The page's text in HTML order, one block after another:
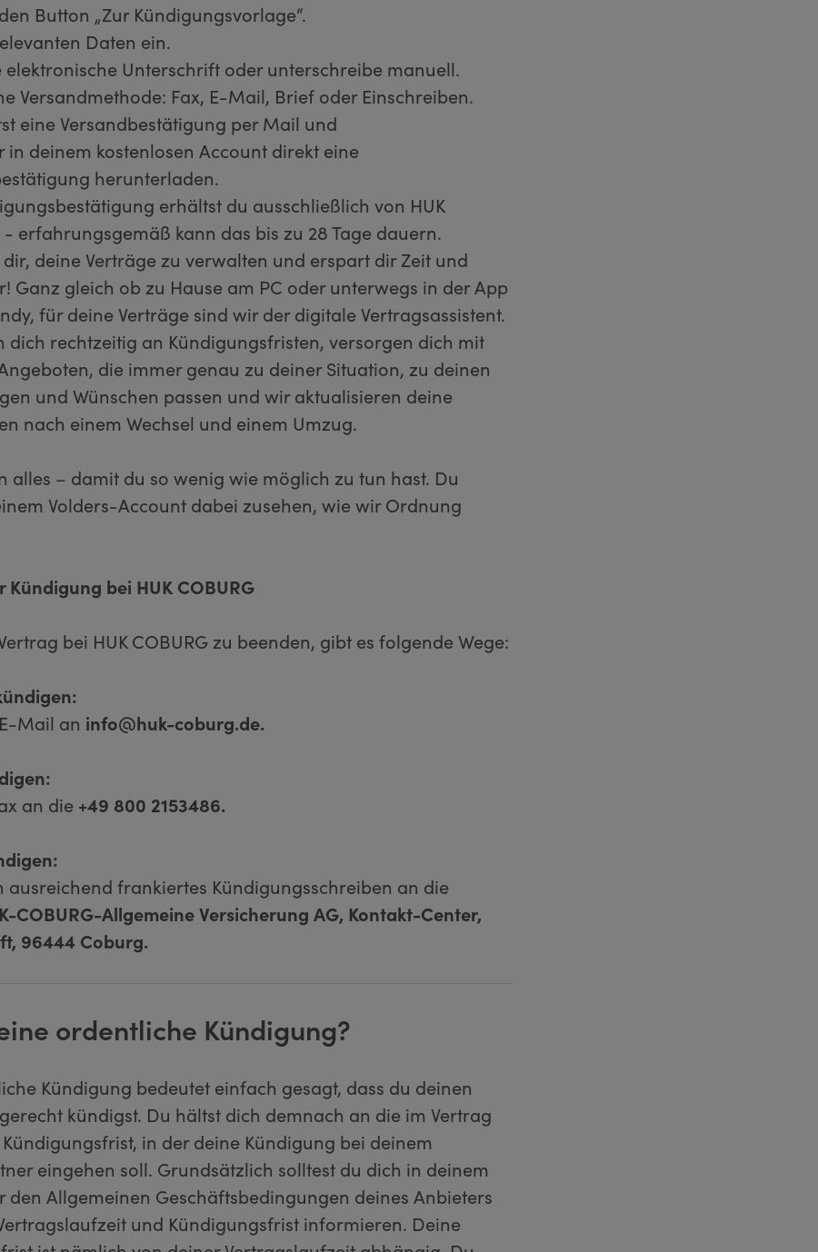
Button „Zur Kündigungsvorlage“.
Daten ein.
elektronische Unterschrift oder unterschreibe manuell.
Versandmethode: Fax, E-Mail, Brief oder Einschreiben.
eine Versandbestätigung per Mail und
in deinem kostenlosen Account direkt eine
herunterladen.
erhältst du ausschließlich von HUK
- erfahrungsgemäß kann das bis zu 28 Tage dauern.
deine Verträge zu verwalten und erspart dir Zeit und
Ganz gleich ob zu Hause am PC oder unterwegs in der App
für deine Verträge sind wir der digitale Vertragsassistent.
dich rechtzeitig an Kündigungsfristen, versorgen dich mit
die immer genau zu deiner Situation, zu deinen
und Wünschen passen und wir aktualisieren deine
nach einem Wechsel und einem Umzug.
alles – damit du so wenig wie möglich zu tun hast. Du
Volders-Account dabei zusehen, wie wir Ordnung
Kündigung bei HUK COBURG
bei HUK COBURG zu beenden, gibt es folgende Wege:
Mail an info@huk-coburg.de.
an die +49 800 2153486.
ausreichend frankiertes Kündigungsschreiben an die
COBURG-Allgemeine Versicherung AG, Kontakt-Center,
96444 Coburg.
ordentliche Kündigung?
Kündigung bedeutet einfach gesagt, dass du deinen
kündigst. Du hältst dich demnach an die im Vertrag
in der deine Kündigung bei deinem
eingehen soll. Grundsätzlich solltest du dich in deinem
den Allgemeinen Geschäftsbedingungen deines Anbieters
und Kündigungsfrist informieren. Deine